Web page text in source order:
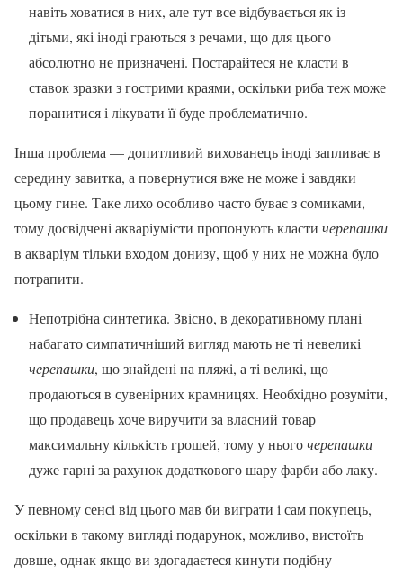
навіть ховатися в них, але тут все відбувається як із
дітьми, які іноді граються з речами, що для цього
абсолютно не призначені. Постарайтеся не класти в
ставок зразки з гострими краями, оскільки риба теж може
поранитися і лікувати її буде проблематично.
Інша проблема — допитливий вихованець іноді запливає в
середину завитка, а повернутися вже не може і завдяки
цьому гине. Таке лихо особливо часто буває з сомиками,
тому досвідчені акваріумісти пропонують класти черепашки
в акваріум тільки входом донизу, щоб у них не можна було
потрапити.
Непотрібна синтетика. Звісно, в декоративному плані
набагато симпатичніший вигляд мають не ті невеликі
черепашки, що знайдені на пляжі, а ті великі, що
продаються в сувенірних крамницях. Необхідно розуміти,
що продавець хоче виручити за власний товар
максимальну кількість грошей, тому у ньогочерепашки
дуже гарні за рахунок додаткового шару фарби або лаку.
У певному сенсі від цього мав би виграти і сам покупець,
оскільки в такому вигляді подарунок, можливо, вистоїть
довше, однак якщо ви здогадаєтеся кинути подібну